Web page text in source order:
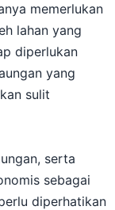
memerlukan
lahan yang
diperlukan
yang
sulit
serta
sebagai
diperhatikan